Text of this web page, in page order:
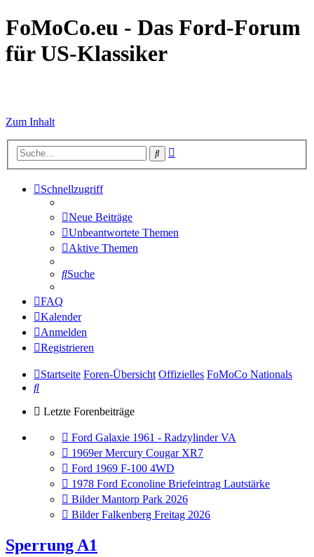
FoMoCo.eu - Das Ford-Forum
für US-Klassiker
Zum Inhalt
Suche
Schnellzugriff
Neue Beiträge
Unbeantwortete Themen
Aktive Themen
Suche
FAQ
Kalender
Anmelden
Registrieren
Startseite Foren-Übersicht Offizielles FoMoCo Nationals
Suche
Letzte Forenbeiträge
Gehe
zum
letzten
Beitrag
Ford Galaxie 1961 - Radzylinder VA
Gehe
zum
letzten
Beitrag
1969er Mercury Cougar XR7
Gehe
zum
letzten
Beitrag
Ford 1969 F-100 4WD
Gehe
zum
letzten
Beitrag
1978 Ford Econoline Briefeintrag Lautstärke
Gehe
zum
letzten
Bilder Mantorp Park 2026
Gehe
letzten
Beitrag
Bilder Falkenberg Freitag 2026
Sperrung A1